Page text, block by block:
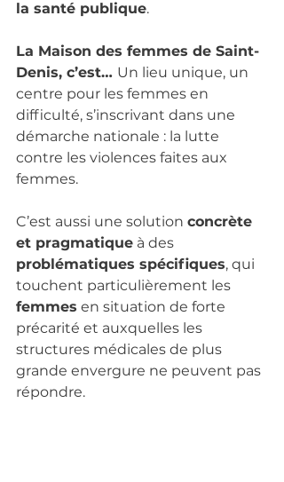
la santé publique.
La Maison des femmes de Saint-
Denis, c’est… Un lieu unique, un
centre pour les femmes en
difficulté, s’inscrivant dans une
démarche nationale : la lutte
contre les violences faites aux
femmes.
C’est aussi une solution concrète
et pragmatique à des
problématiques spécifiques, qui
touchent particulièrement les
femmes en situation de forte
précarité et auxquelles les
structures médicales de plus
grande envergure ne peuvent pas
répondre.